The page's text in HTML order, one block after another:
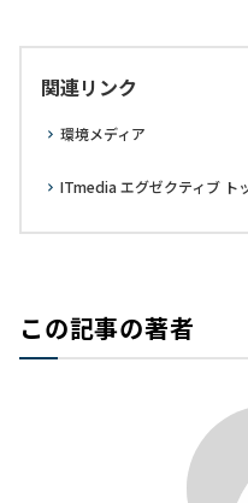
関連リンク
環境メディア
ITmedia エグゼクティブ ト
この記事の著者